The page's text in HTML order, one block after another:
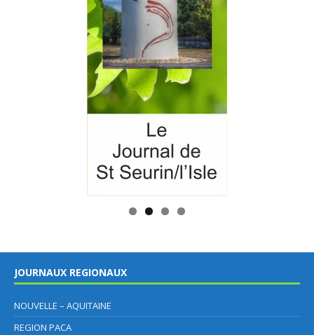
JOURNAUX REGIONAUX
NOUVELLE – AQUITAINE
REGION PACA